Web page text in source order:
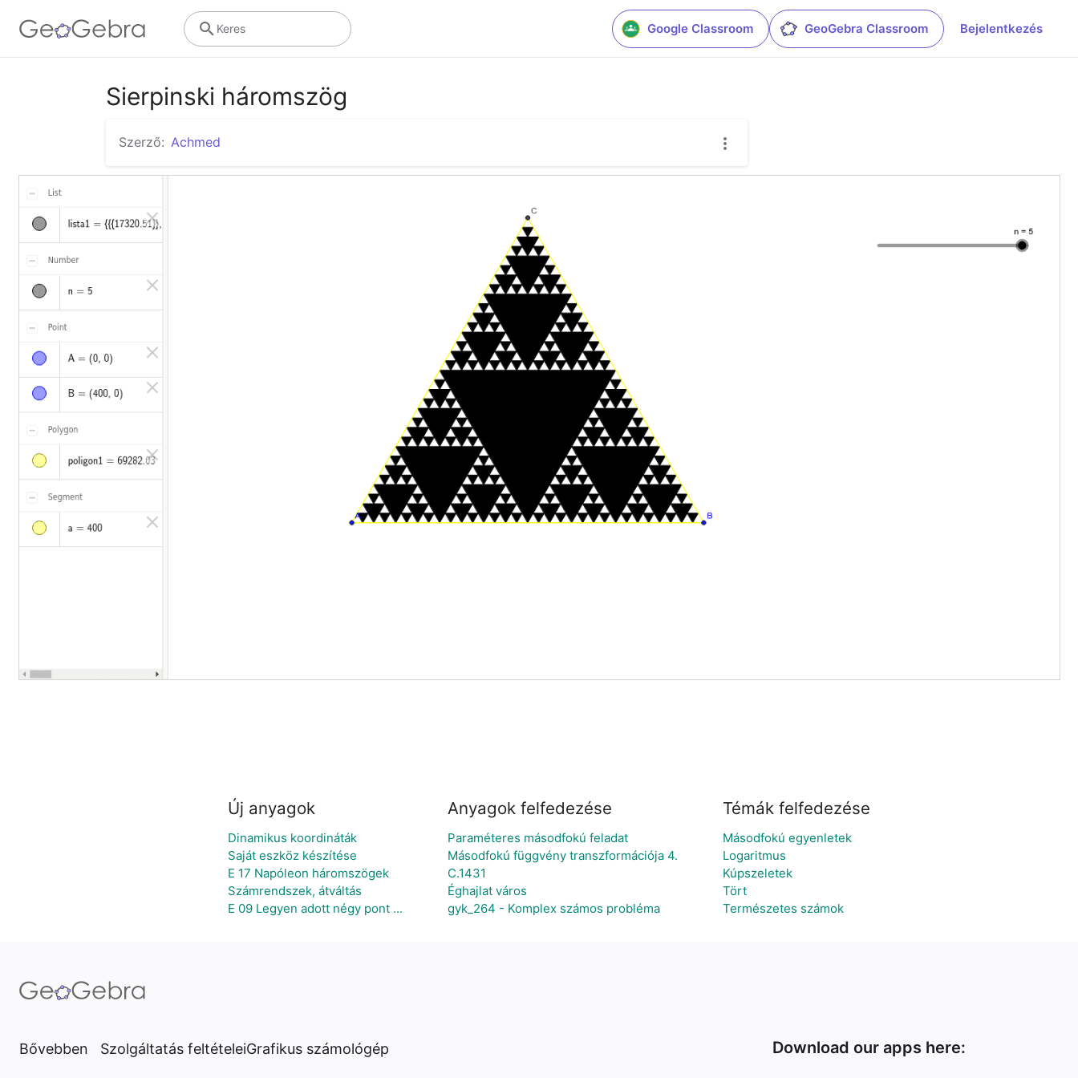
Google Classroom GeoGebra Classroom Bejelentkezés
Keres
Sierpinski háromszög
Szerző: Achmed
Új anyagok
Dinamikus koordináták
Saját eszköz készítése
E 17 Napóleon háromszögek
Számrendszek, átváltás
E 09 Legyen adott négy pont ...
Anyagok felfedezése
Paraméteres másodfokú feladat
Másodfokú függvény transzformációja 4.
C.1431
Éghajlat város
gyk_264 - Komplex számos probléma
Témák felfedezése
Másodfokú egyenletek
Logaritmus
Kúpszeletek
Tört
Természetes számok
Bővebben Szolgáltatás feltételeiGrafikus számológép Download our apps here: